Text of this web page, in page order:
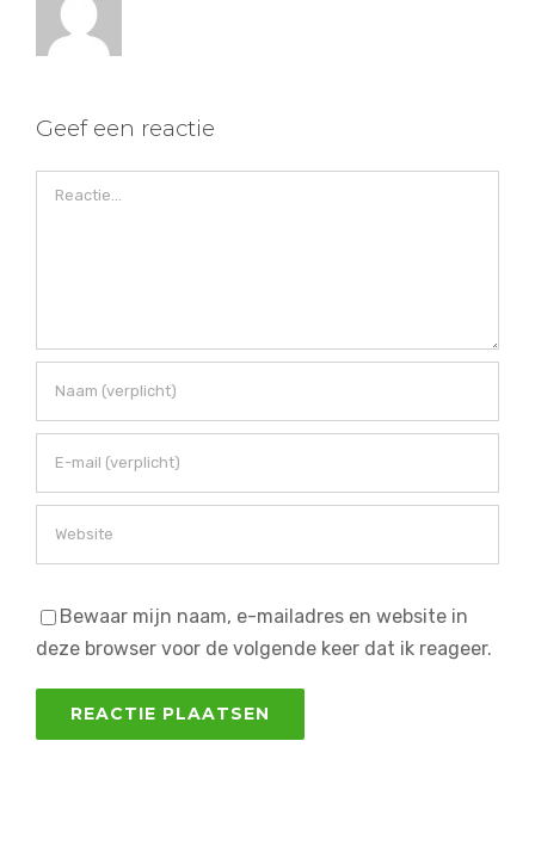
Geef een reactie
Reactie
Bewaar mijn naam, e-mailadres en website in
deze browser voor de volgende keer dat ik reageer.